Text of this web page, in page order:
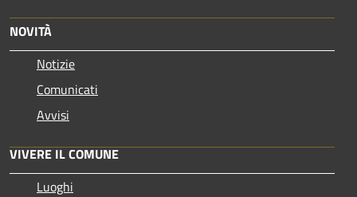
NOVITÀ
Notizie
Comunicati
Avvisi
VIVERE IL COMUNE
Luoghi